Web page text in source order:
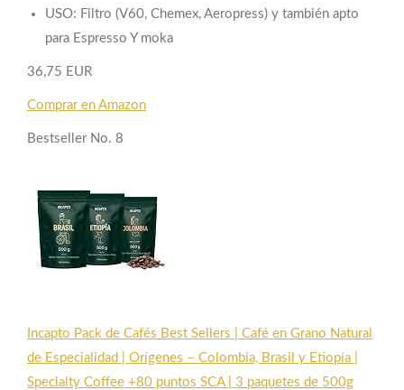
USO: Filtro (V60, Chemex, Aeropress) y también apto
para Espresso Y moka
36,75 EUR
Comprar en Amazon
Bestseller No. 8
Incapto Pack de Cafés Best Sellers | Café en Grano Natural
de Especialidad | Orígenes – Colombia, Brasil y Etiopía |
Specialty Coffee +80 puntos SCA | 3 paquetes de 500g